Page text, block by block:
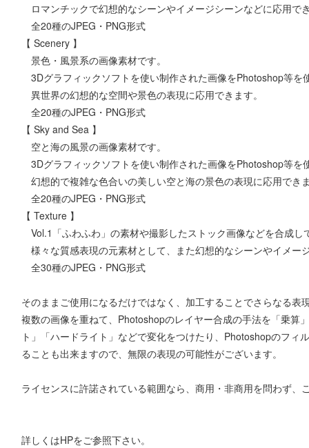
ロマンチックで幻想的なシーンやイメージシーンなどに応用で
全20種のJPEG・PNG形式
【 Scenery 】
景色・風景系の画像素材です。
3Dグラフィックソフトを使い制作された画像をPhotoshop等を
異世界の幻想的な空間や景色の表現に応用できます。
全20種のJPEG・PNG形式
【 Sky and Sea 】
空と海の風景の画像素材です。
3Dグラフィックソフトを使い制作された画像をPhotoshop等を
幻想的で複雑な色合いの美しい空と海の景色の表現に応用でき
全20種のJPEG・PNG形式
【 Texture 】
Vol.1「ふわふわ」の素材や撮影したストック画像などを合成し
様々な質感表現の元素材として、また幻想的なシーンやイメー
全30種のJPEG・PNG形式
そのままご使用になるだけではなく、加工することでさらなる表
複数の画像を重ねて、Photoshopのレイヤー合成の手法を「乗算
ト」「ハードライト」などで変化をつけたり、Photoshopのフィ
ることも出来ますので、無限の表現の可能性がございます。
ライセンスに許諾されている範囲なら、商用・非商用を問わず、
詳しくはHPをご参照下さい。